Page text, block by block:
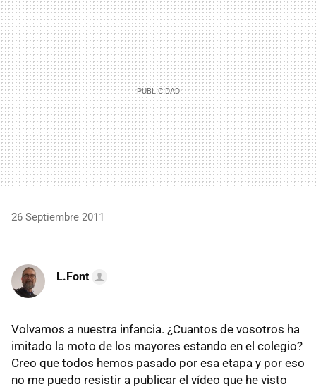
MAIL
26 Septiembre 2011
L.Font
Volvamos a nuestra infancia. ¿Cuantos de vosotros ha
imitado la moto de los mayores estando en el colegio?
Creo que todos hemos pasado por esa etapa y por eso
no me puedo resistir a publicar el vídeo que he visto